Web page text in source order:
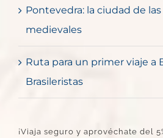
Pontevedra: la ciudad de las
medievales
Ruta para un primer viaje a
Brasileristas
¡Viaja seguro y aprovéchate del